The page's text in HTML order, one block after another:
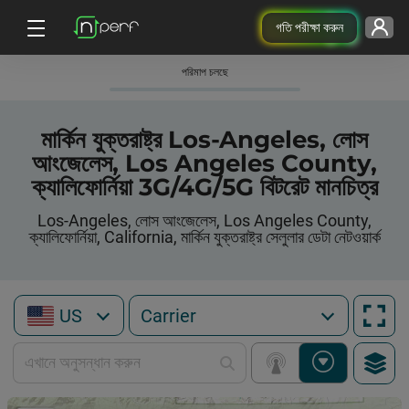
গতি পরীক্ষা করুন
পরিমাপ চলছে
মার্কিন যুক্তরাষ্ট্র Los-Angeles, লোস
আংজেলেস, Los Angeles County,
ক্যালিফোর্নিয়া 3G/4G/5G বিটরেট মানচিত্র
Los-Angeles, লোস আংজেলেস, Los Angeles County,
ক্যালিফোর্নিয়া, California, মার্কিন যুক্তরাষ্ট্র সেলুলার ডেটা নেটওয়ার্ক
US